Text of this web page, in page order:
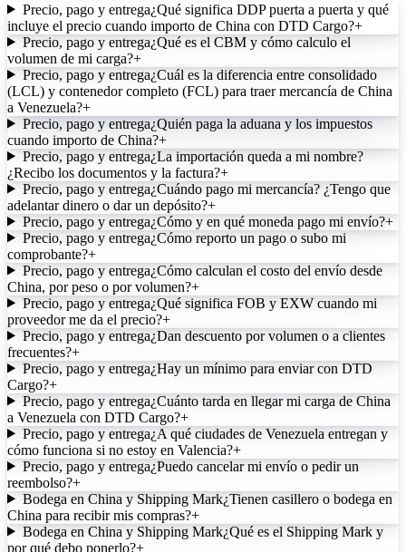
Precio, pago y entrega¿Qué significa DDP puerta a puerta y qué
incluye el precio cuando importo de China con DTD Cargo?+
Precio, pago y entrega¿Qué es el CBM y cómo calculo el
volumen de mi carga?+
Precio, pago y entrega¿Cuál es la diferencia entre consolidado
(LCL) y contenedor completo (FCL) para traer mercancía de China
a Venezuela?+
Precio, pago y entrega¿Quién paga la aduana y los impuestos
cuando importo de China?+
Precio, pago y entrega¿La importación queda a mi nombre?
¿Recibo los documentos y la factura?+
Precio, pago y entrega¿Cuándo pago mi mercancía? ¿Tengo que
adelantar dinero o dar un depósito?+
Precio, pago y entrega¿Cómo y en qué moneda pago mi envío?+
Precio, pago y entrega¿Cómo reporto un pago o subo mi
comprobante?+
Precio, pago y entrega¿Cómo calculan el costo del envío desde
China, por peso o por volumen?+
Precio, pago y entrega¿Qué significa FOB y EXW cuando mi
proveedor me da el precio?+
Precio, pago y entrega¿Dan descuento por volumen o a clientes
frecuentes?+
Precio, pago y entrega¿Hay un mínimo para enviar con DTD
Cargo?+
Precio, pago y entrega¿Cuánto tarda en llegar mi carga de China
a Venezuela con DTD Cargo?+
Precio, pago y entrega¿A qué ciudades de Venezuela entregan y
cómo funciona si no estoy en Valencia?+
Precio, pago y entrega¿Puedo cancelar mi envío o pedir un
reembolso?+
Bodega en China y Shipping Mark¿Tienen casillero o bodega en
China para recibir mis compras?+
Bodega en China y Shipping Mark¿Qué es el Shipping Mark y
por qué debo ponerlo?+